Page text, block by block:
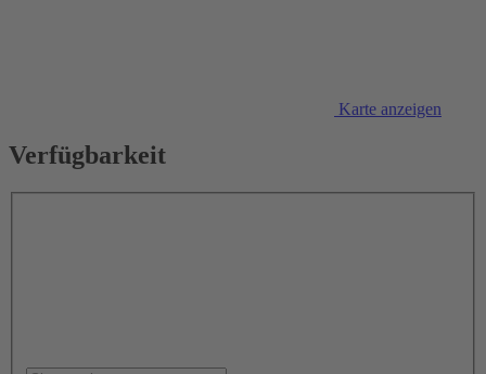
Karte anzeigen
Verfügbarkeit